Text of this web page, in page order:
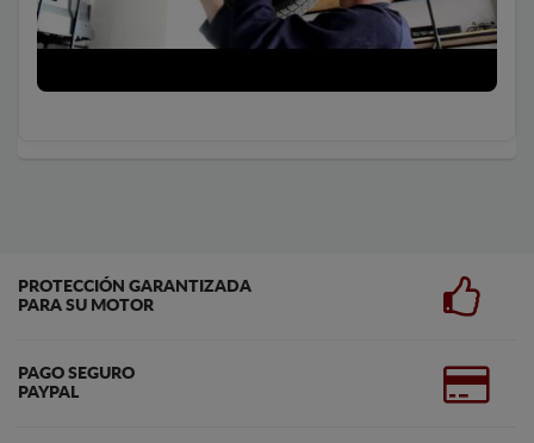
PROTECCIÓN GARANTIZADA
PARA SU MOTOR
PAGO SEGURO
PAYPAL